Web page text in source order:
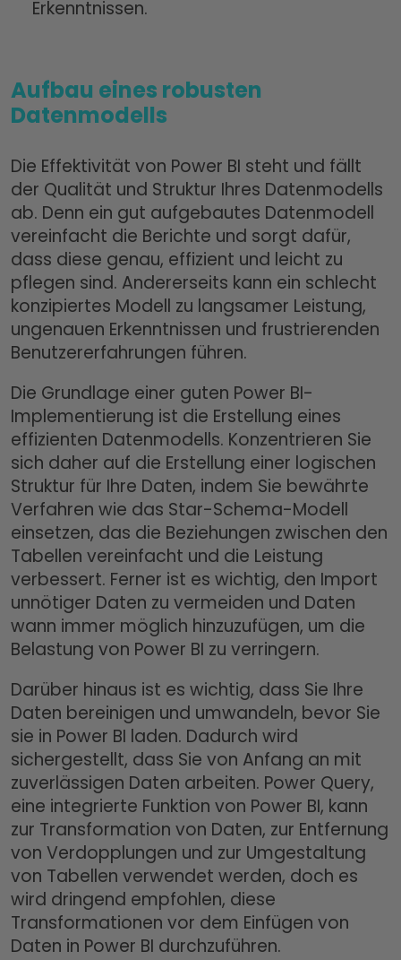
Erkenntnissen.
Aufbau eines robusten
Datenmodells
Die Effektivität von Power BI steht und fällt
der Qualität und Struktur Ihres Datenmodells
ab. Denn ein gut aufgebautes Datenmodell
vereinfacht die Berichte und sorgt dafür,
dass diese genau, effizient und leicht zu
pflegen sind. Andererseits kann ein schlecht
konzipiertes Modell zu langsamer Leistung,
ungenauen Erkenntnissen und frustrierenden
Benutzererfahrungen führen.
Die Grundlage einer guten Power BI-
Implementierung ist die Erstellung eines
effizienten Datenmodells. Konzentrieren Sie
sich daher auf die Erstellung einer logischen
Struktur für Ihre Daten, indem Sie bewährte
Verfahren wie das Star-Schema-Modell
einsetzen, das die Beziehungen zwischen den
Tabellen vereinfacht und die Leistung
verbessert. Ferner ist es wichtig, den Import
unnötiger Daten zu vermeiden und Daten
wann immer möglich hinzuzufügen, um die
Belastung von Power BI zu verringern.
Darüber hinaus ist es wichtig, dass Sie Ihre
Daten bereinigen und umwandeln, bevor Sie
sie in Power BI laden. Dadurch wird
sichergestellt, dass Sie von Anfang an mit
zuverlässigen Daten arbeiten. Power Query,
eine integrierte Funktion von Power BI, kann
zur Transformation von Daten, zur Entfernung
von Verdopplungen und zur Umgestaltung
von Tabellen verwendet werden, doch es
wird dringend empfohlen, diese
Transformationen vor dem Einfügen von
Daten in Power BI durchzuführen.